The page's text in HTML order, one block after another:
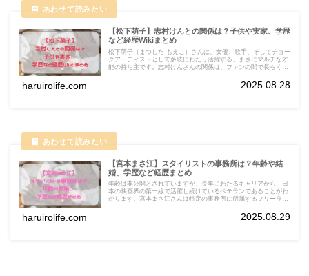
【松下萌子】志村けんとの関係は？子供や実家、学歴
など経歴Wikiまとめ
松下萌子（まつした もえこ）さんは、女優、歌手、そしてチョー
クアーティストとして多岐にわたり活躍する、まさにマルチな才
能の持ち主です。志村けんさんの関係は、ファンの間で長らく関
友人関係であり、仕事仲間でもあったというのが正しい見方で
haruirolife.com 2025.08.28
【宮本まさ江】スタイリストの事務所は？年齢や結
婚、学歴など経歴まとめ
年齢は非公開とされていますが、長年にわたるキャリアから、日
本の映画界の第一線で活躍し続けているベテランであることがわ
かります。宮本まさ江さんは特定の事務所に所属するフリーラン
haruirolife.com 2025.08.29